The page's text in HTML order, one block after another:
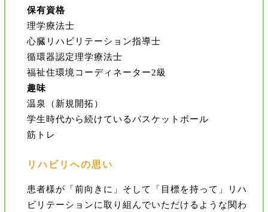
保有資格
理学療法士
心臓リハビリテーション指導士
循環器認定理学療法士
福祉住環境コーディネーター2級
趣味
温泉（新規開拓）
学生時代から続けているバスケットボール
筋トレ
リハビリへの思い
患者様が「前向きに」そして「目標を持って」リハ
ビリテーションに取り組んでいただけるような関わ